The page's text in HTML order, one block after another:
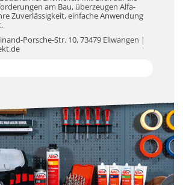
am Bau, überzeugen Alfa-
Zuverlässigkeit, einfache Anwendung
Porsche-Str. 10, 73479 Ellwangen |